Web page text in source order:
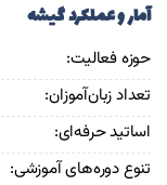
آمار و عملکرد گیشه
حوزه فعالیت:
تعداد زبان‌آموزان:
اساتید حرفه‌ای:
تنوع دوره‌های آموزشی: